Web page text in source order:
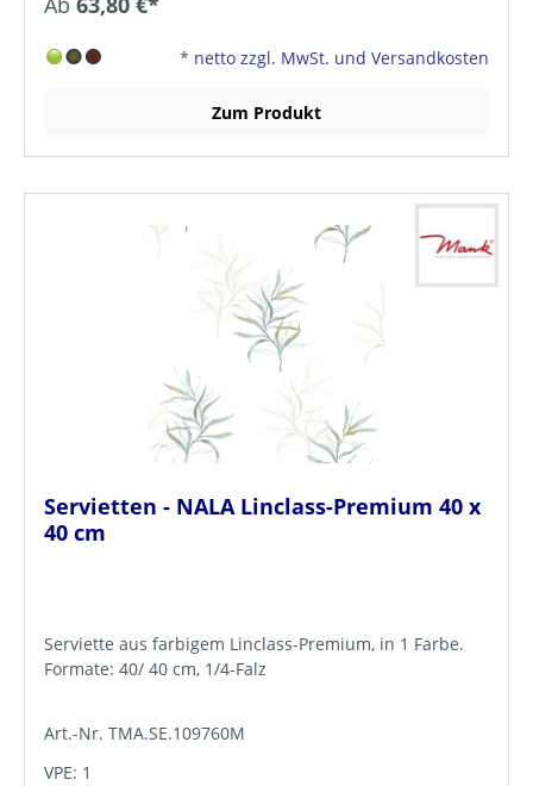
* netto zzgl. MwSt. und Versandkosten
Zum Produkt
Servietten - NALA Linclass-Premium 40 x
40 cm
Serviette aus farbigem Linclass-Premium, in 1 Farbe.
Formate: 40/ 40 cm, 1/4-Falz
Art.-Nr. TMA.SE.109760M
VPE: 1